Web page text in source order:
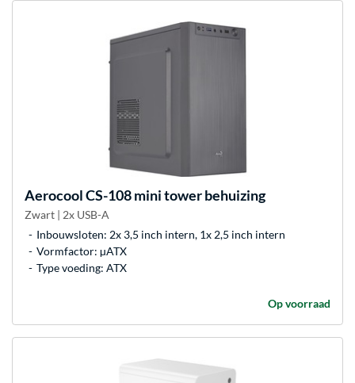
AerocoolCS-108 mini tower behuizing
Zwart | 2x USB-A
Inbouwsloten: 2x 3,5 inch intern, 1x 2,5 inch intern
Vormfactor: µATX
Type voeding: ATX
Op voorraad